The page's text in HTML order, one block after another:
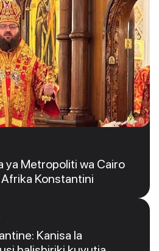
ya Metropoliti wa Cairo
Konstantini
Kanisa la